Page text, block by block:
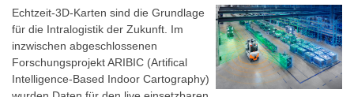
Echtzeit-3D-Karten sind die Grundlage
für die Intralogistik der Zukunft. Im
inzwischen abgeschlossenen
Forschungsprojekt ARIBIC (Artifical
Intelligence-Based Indoor Cartography)